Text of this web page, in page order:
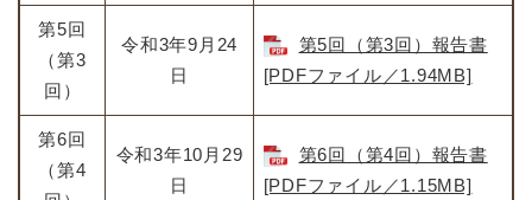
第5回
（第3
回）
令和3年9月24
日
第5回（第3回）報告書
[PDFファイル／1.94MB]
第6回
（第4
令和3年10月29
日
第6回（第4回）報告書
[PDFファイル／1.15MB]